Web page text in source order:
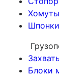
Хомуты
Шпонки
Блоки